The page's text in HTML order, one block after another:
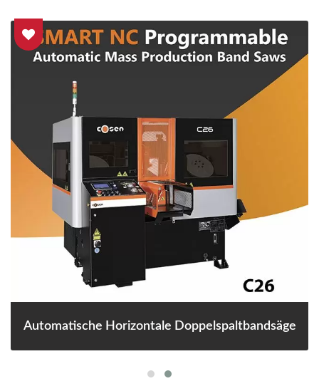
Automatische Horizontale Doppelspaltbandsäge